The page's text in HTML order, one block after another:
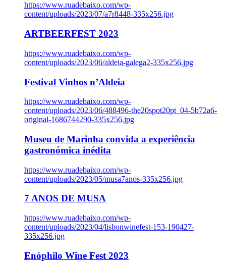
https://www.ruadebaixo.com/wp-
content/uploads/2023/07/a7r8448-335x256.jpg
ARTBEERFEST 2023
https://www.ruadebaixo.com/wp-
content/uploads/2023/06/aldeia-galega2-335x256.jpg
Festival Vinhos n’Aldeia
https://www.ruadebaixo.com/wp-
content/uploads/2023/06/488496-the20spot20pt_04-5b72a6-
original-1686744290-335x256.jpg
Museu de Marinha convida a experiência
gastronómica inédita
https://www.ruadebaixo.com/wp-
content/uploads/2023/05/musa7anos-335x256.jpg
7 ANOS DE MUSA
https://www.ruadebaixo.com/wp-
content/uploads/2023/04/lisbonwinefest-153-190427-
335x256.jpg
Enóphilo Wine Fest 2023